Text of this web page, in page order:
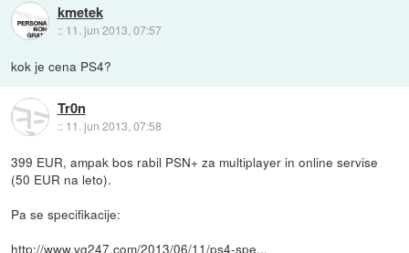
kmetek
:: 11. jun 2013, 07:57
kok je cena PS4?
Tr0n
:: 11. jun 2013, 07:58
399 EUR, ampak bos rabil PSN+ za multiplayer in online servise
(50 EUR na leto).
Pa se specifikacije:
http://www.vg247.com/2013/06/11/ps4-spe...